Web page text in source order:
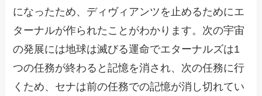
になったため、ディヴィアンツを止めるためにエ
ターナルが作られたことがわかります。次の宇宙
の発展には地球は滅びる運命でエターナルズは1
つの任務が終わると記憶を消され、次の任務に行
くため、セナは前の任務での記憶が消し切れてい